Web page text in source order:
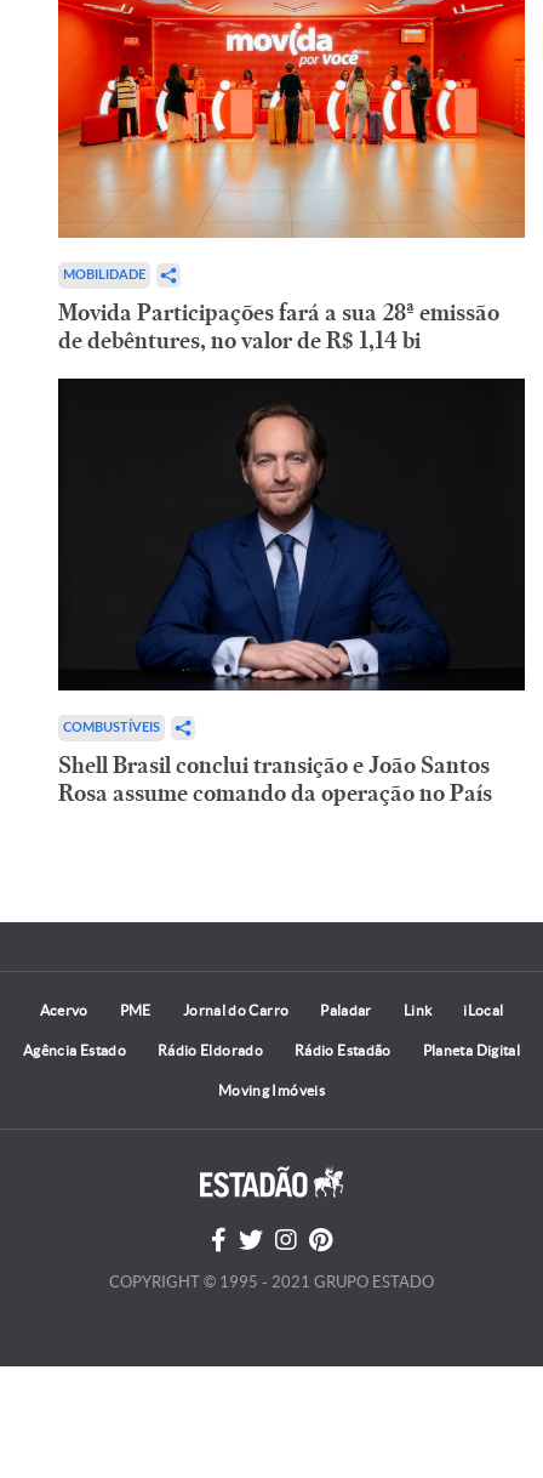
MOBILIDADE
Movida Participações fará a sua 28ª emissão
de debêntures, no valor de R$ 1,14 bi
COMBUSTÍVEIS
Shell Brasil conclui transição e João Santos
Rosa assume comando da operação no País
Acervo PME Jornal do Carro Paladar Link iLocal
Agência Estado Rádio Eldorado Rádio Estadão Planeta Digital
Moving Imóveis
COPYRIGHT © 1995 - 2021 GRUPO ESTADO